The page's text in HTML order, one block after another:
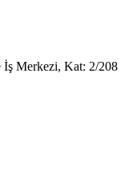
İş Merkezi, Kat: 2/208